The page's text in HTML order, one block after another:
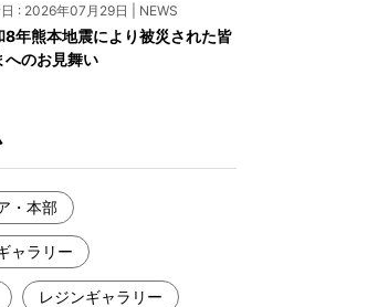
: 2026年07月29日 | NEWS
8年熊本地震により被災された皆
へのお見舞い
・本部
ャラリー
レジンギャラリー